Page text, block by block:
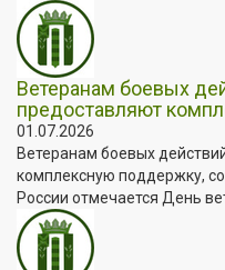
Ветеранам боевых
предоставляют
01.07.2026
Ветеранам боевых
комплексную поддержку,
России отмечается День